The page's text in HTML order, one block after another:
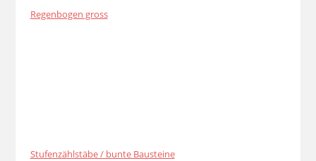
Regenbogen gross
Stufenzählstäbe / bunte Bausteine